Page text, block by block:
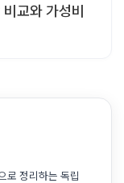
교와 가성비
로 정리하는 독립